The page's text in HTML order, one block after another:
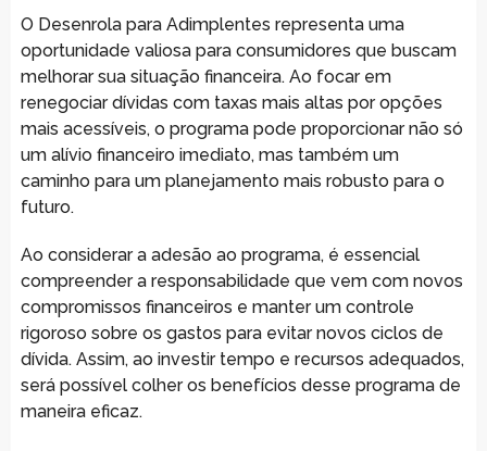
O Desenrola para Adimplentes representa uma
oportunidade valiosa para consumidores que buscam
melhorar sua situação financeira. Ao focar em
renegociar dívidas com taxas mais altas por opções
mais acessíveis, o programa pode proporcionar não só
um alívio financeiro imediato, mas também um
caminho para um planejamento mais robusto para o
futuro.
Ao considerar a adesão ao programa, é essencial
compreender a responsabilidade que vem com novos
compromissos financeiros e manter um controle
rigoroso sobre os gastos para evitar novos ciclos de
dívida. Assim, ao investir tempo e recursos adequados,
será possível colher os benefícios desse programa de
maneira eficaz.